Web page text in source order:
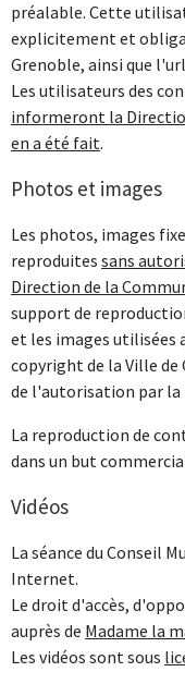
préalable. Cette
explicitement et
Grenoble, ainsi que
Les utilisateurs des
informeront la
en a été fait.
Photos et images
Les photos, images
reproduites sans
Direction de la
support de
et les images
copyright de la Ville
de l'autorisation par la
La reproduction de
dans un but
Vidéos
La séance du Conseil
Internet.
Le droit d'accès,
auprès de Madame la
Les vidéos sont sous